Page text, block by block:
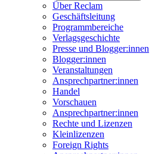
Über Reclam
Geschäftsleitung
Programmbereiche
Verlagsgeschichte
Presse und Blogger:innen
Blogger:innen
Veranstaltungen
Ansprechpartner:innen
Handel
Vorschauen
Ansprechpartner:innen
Rechte und Lizenzen
Kleinlizenzen
Foreign Rights